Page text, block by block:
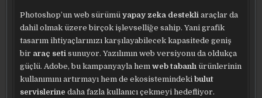
Photoshop’un web sürümüyapay zeka destekli araçlar da
dahil olmak üzere birçok işlevselliğe sahip. Yani grafik
tasarım ihtiyaçlarınızı karşılayabilecek kapasitede geniş
bir araç seti sunuyor. Yazılımın web versiyonu da oldukça
güçlü. Adobe, bu kampanyayla hemweb tabanlı ürünlerinin
kullanımını artırmayı hem de ekosistemindekibulut
servislerine daha fazla kullanıcı çekmeyi hedefliyor.